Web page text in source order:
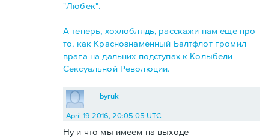
"Любек".
А теперь, хохлоблядь, расскажи нам еще про
то, как Краснознаменный Балтфлот громил
врага на дальних подступах к Колыбели
Сексуальной Революции.
byruk
April 19 2016, 20:05:05 UTC
Ну и что мы имеем на выходе